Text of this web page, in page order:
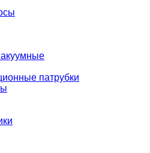
патрубки